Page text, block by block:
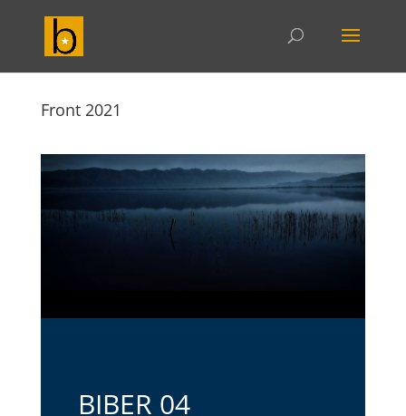
Front 2021
biberi është i vockël
BIBER 04